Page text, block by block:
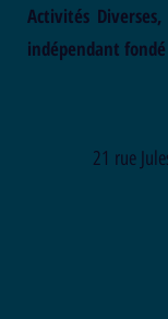
Activités
indépendant
21 rue